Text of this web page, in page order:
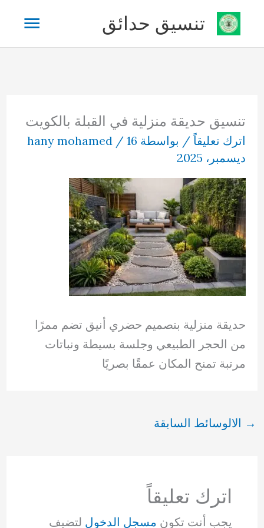
تخطي
المحتوى
تنسيق حدائق
تنسيق حديقة منزلية في القبلة بالكويت
اترك تعليقاً / بواسطة hany mohamed /16
ديسمبر، 2025
حديقة منزلية بتصميم حضري أنيق تضم ممرًا
من الحجر الطبيعي وجلسة بسيطة ونباتات
مرتبة تمنح المكان عمقًا بصريًا
→ الالوسائط السابقة
اترك تعليقاً
يجب أنت تكون مسجل الدخول لتضيف